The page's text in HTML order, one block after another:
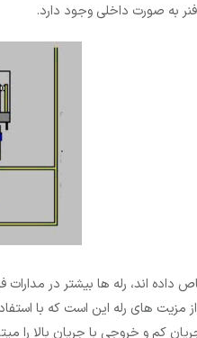
به صورت داخلی وجود دارد.
داده اند، رله ­ها بیشتر در
مزیت­ های رله این است که با